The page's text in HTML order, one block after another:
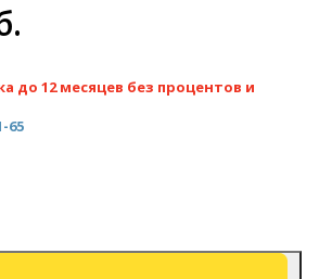
до 12 месяцев без процентов и
65